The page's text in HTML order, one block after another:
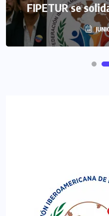
FIPETUR se